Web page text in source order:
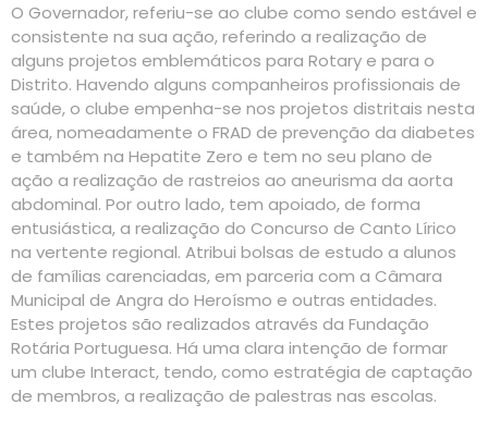
O Governador, referiu-se ao clube como sendo estável e
consistente na sua ação, referindo a realização de
alguns projetos emblemáticos para Rotary e para o
Distrito. Havendo alguns companheiros profissionais de
saúde, o clube empenha-se nos projetos distritais nesta
área, nomeadamente o FRAD de prevenção da diabetes
e também na Hepatite Zero e tem no seu plano de
ação a realização de rastreios ao aneurisma da aorta
abdominal. Por outro lado, tem apoiado, de forma
entusiástica, a realização do Concurso de Canto Lírico
na vertente regional. Atribui bolsas de estudo a alunos
de famílias carenciadas, em parceria com a Câmara
Municipal de Angra do Heroísmo e outras entidades.
Estes projetos são realizados através da Fundação
Rotária Portuguesa. Há uma clara intenção de formar
um clube Interact, tendo, como estratégia de captação
de membros, a realização de palestras nas escolas.